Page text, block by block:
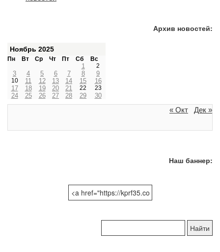
Архив новостей:
Ноябрь 2025
Пн Вт Ср Чт Пт Сб Вс
1 2
3 4 5 6 7 8 9
10 11 12 13 14 15
16
17
18 19 20 21 22 23
24 25 26 27 28 29 30
« Окт Дек »
Наш баннер:
по